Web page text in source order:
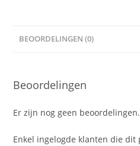
BEOORDELINGEN (0)
Beoordelingen
Er zijn nog geen beoordelingen.
Enkel ingelogde klanten die